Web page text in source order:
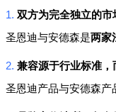
1. 双方为完全独立的市
圣恩迪与安德森是两家
2. 兼容源于行业标准，
圣恩迪产品与安德森产